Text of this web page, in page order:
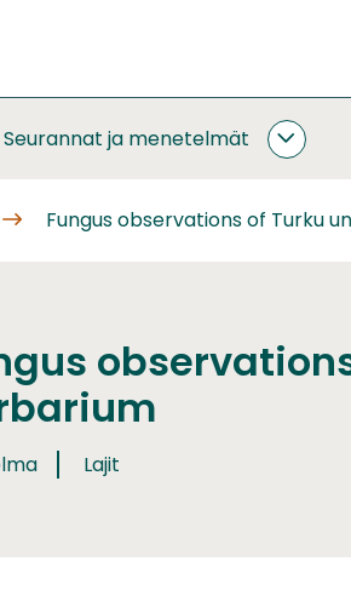
Seurannat ja menetelmät
Fungus observations of Turku
Lajit